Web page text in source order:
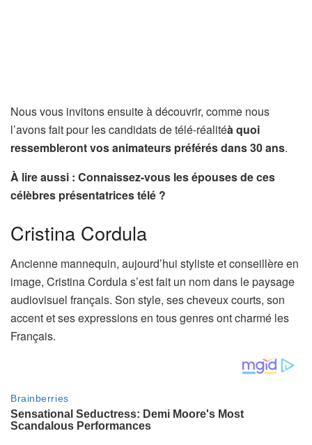
Nous vous invitons ensuite à découvrir, comme nous
l’avons fait pour les candidats de télé-réalitéà quoi
ressembleront vos animateurs préférés dans 30 ans.
À lire aussi : Connaissez-vous les épouses de ces
célèbres présentatrices télé ?
Cristina Cordula
Ancienne mannequin, aujourd’hui styliste et conseillère en
image, Cristina Cordula s’est fait un nom dans le paysage
audiovisuel français. Son style, ses cheveux courts, son
accent et ses expressions en tous genres ont charmé les
Français.